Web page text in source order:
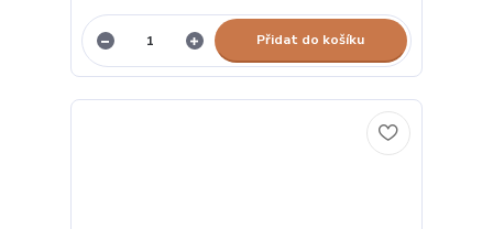
Přidat do košíku